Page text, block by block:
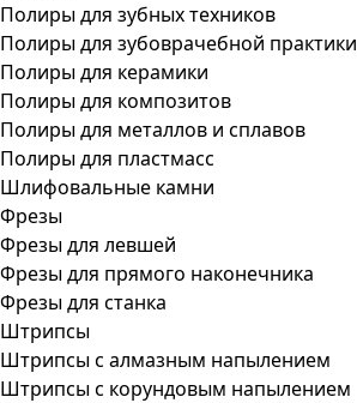
Полиры для зубных техников
Полиры для зубоврачебной практики
Полиры для керамики
Полиры для композитов
Полиры для металлов и сплавов
Полиры для пластмасс
Шлифовальные камни
Фрезы
Фрезы для левшей
Фрезы для прямого наконечника
Фрезы для станка
Штрипсы
Штрипсы c алмазным напылением
Штрипсы c корундовым напылением